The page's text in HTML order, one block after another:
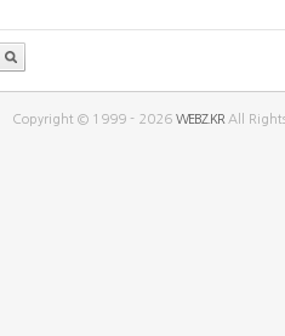
Copyright © 1999 - 2026WEBZ.KR All